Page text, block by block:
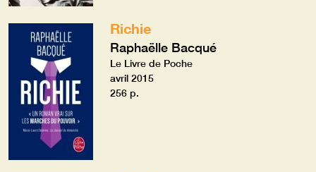
Richie
Raphaëlle Bacqué
Le Livre de Poche
avril 2015
256 p.